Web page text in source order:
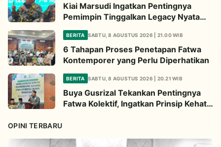
Kiai Marsudi Ingatkan Pentingnya
Pemimpin Tinggalkan Legacy Nyata
BERITA SABTU, 8 AGUSTUS 2026 | 21.00 WIB
6 Tahapan Proses Penetapan Fatwa
Kontemporer yang Perlu Diperhatikan
BERITA SABTU, 8 AGUSTUS 2026 | 20.21 WIB
Buya Gusrizal Tekankan Pentingnya
Fatwa Kolektif, Ingatkan Prinsip Kehati-
OPINI TERBARU